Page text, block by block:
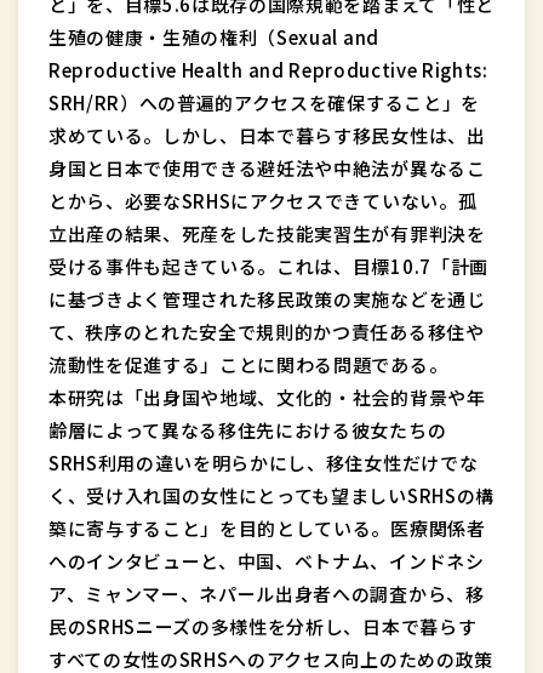
生殖の健康・生殖の権利（Sexual and
Reproductive Health and Reproductive Rights:
SRH/RR）への普遍的アクセスを確保すること」を
求めている。しかし、日本で暮らす移民女性は、出
身国と日本で使用できる避妊法や中絶法が異なるこ
とから、必要なSRHSにアクセスできていない。孤
立出産の結果、死産をした技能実習生が有罪判決を
受ける事件も起きている。これは、目標10.7「計画
に基づきよく管理された移民政策の実施などを通じ
て、秩序のとれた安全で規則的かつ責任ある移住や
流動性を促進する」ことに関わる問題である。
本研究は「出身国や地域、文化的・社会的背景や年
齢層によって異なる移住先における彼女たちの
SRHS利用の違いを明らかにし、移住女性だけでな
く、受け入れ国の女性にとっても望ましいSRHSの構
築に寄与すること」を目的としている。医療関係者
へのインタビューと、中国、ベトナム、インドネシ
ア、ミャンマー、ネパール出身者への調査から、移
民のSRHSニーズの多様性を分析し、日本で暮らす
すべての女性のSRHSへのアクセス向上のための政策